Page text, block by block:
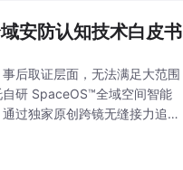
安防认知技术白皮书
后取证层面，无法满足大范围
研 SpaceOS™全域空间智能
过独家原创跨镜无缝接力追踪